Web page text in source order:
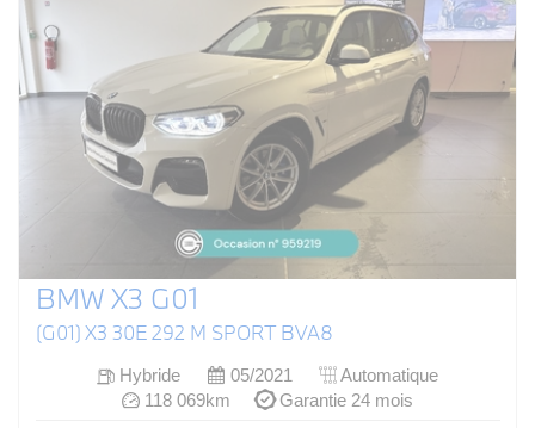
BMW X3 G01
(G01) X3 30E 292 M SPORT BVA8
Hybride 05/2021
Automatique
118 069km
Garantie 24 mois